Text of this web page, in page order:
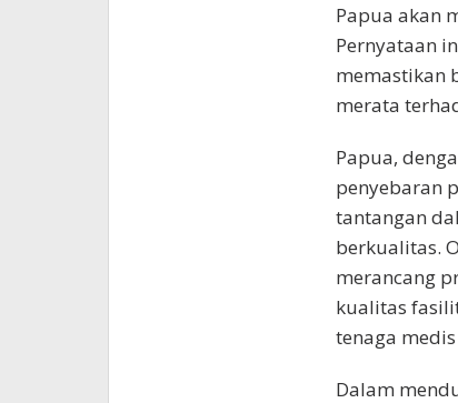
Papua akan
Pernyataan
memastikan
merata
Papua,
penyebaran
tantangan
berkualitas.
merancang
kualitas
tenaga
Dalam